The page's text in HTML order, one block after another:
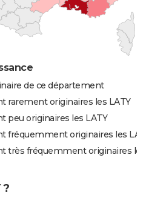
de ce département
rarement originaires les LATY
peu originaires les LATY
fréquemment originaires les
très fréquemment originaires
?